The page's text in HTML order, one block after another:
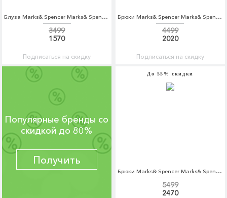
Блуза Marks& Spencer Marks& Spencer MA178EWASJA6
3499
1570
Подписаться на скидку
Брюки Marks& Spencer Marks& Spencer MA178EWASJB6
4499
2020
Подписаться на скидку
Популярные бренды со
скидкой до 80%
Получить
До 55% скидки
Брюки Marks& Spencer Marks& Spencer MA178EWARAA3
5499
2470